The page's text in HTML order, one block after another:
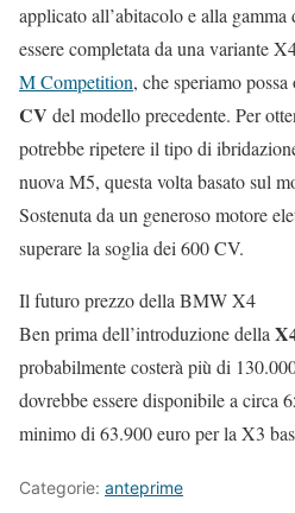
applicato all’abitacolo e alla
essere completata da una variante
M Competition, che speriamo
CV del modello precedente. Per
potrebbe ripetere il tipo di
nuova M5, questa volta basato sul
Sostenuta da un generoso motore
superare la soglia dei 600 CV.
Il futuro prezzo della BMW X4
Ben prima dell’introduzione della
probabilmente costerà più di
dovrebbe essere disponibile a circa
minimo di 63.900 euro per la X3
Categorie: anteprime